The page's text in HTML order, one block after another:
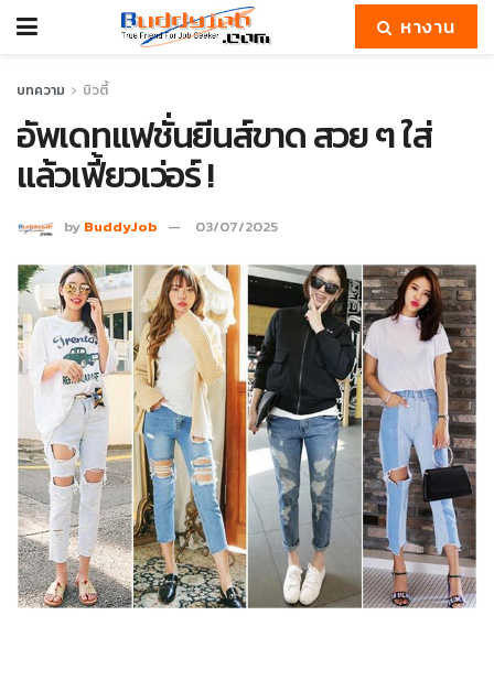
หางาน
บทความ บิวตี้
อัพเดทแฟชั่นยีนส์ขาด สวย ๆ ใส่
แล้วเฟี้ยวเว่อร์ !
by BuddyJob 03/07/2025